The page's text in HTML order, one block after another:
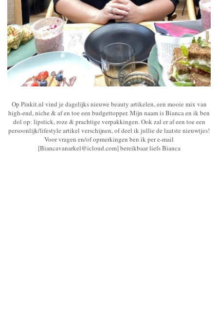
Op Pinkit.nl vind je dagelijks nieuwe beauty artikelen, een mooie mix van
high-end, niche & af en toe een budgettopper. Mijn naam is Bianca en ik ben
dol op: lipstick, roze & prachtige verpakkingen. Ook zal er af een toe een
persoonlijk/lifestyle artikel verschijnen, of deel ik jullie de laatste nieuwtjes!
Voor vragen en/of opmerkingen ben ik per e-mail
[Biancavanarkel@icloud.com] bereikbaar liefs Bianca